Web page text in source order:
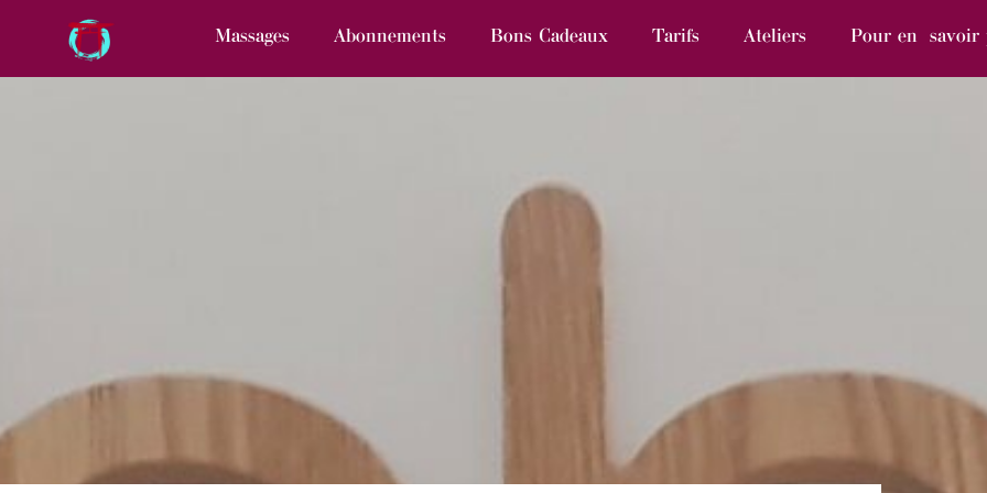
Massages Abonnements Bons Cadeaux Tarifs Ateliers Pour en savoir